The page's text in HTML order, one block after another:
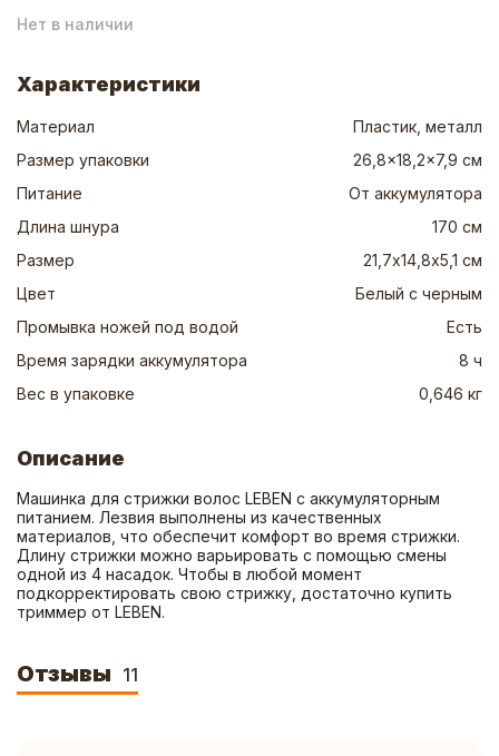
Нет в наличии
Характеристики
Материал
Пластик, металл
Размер упаковки
26,8x18,2x7,9 см
Питание
От аккумулятора
Длина шнура
170 см
Размер
21,7х14,8х5,1 см
Цвет
Белый с черным
Промывка ножей под водой
Есть
Время зарядки аккумулятора
8 ч
Вес в упаковке
0,646 кг
Описание
Машинка для стрижки волос LEBEN с аккумуляторным
питанием. Лезвия выполнены из качественных
материалов, что обеспечит комфорт во время стрижки.
Длину стрижки можно варьировать с помощью смены
одной из 4 насадок. Чтобы в любой момент
подкорректировать свою стрижку, достаточно купить
триммер от LEBEN.
Отзывы 11